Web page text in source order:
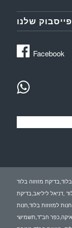
שלנו
Facebook
מזוזוה בלוד
,דניאל ליליאב,בדיקת
למזוזות בלוד,חנות
חב"ד,תשמישי